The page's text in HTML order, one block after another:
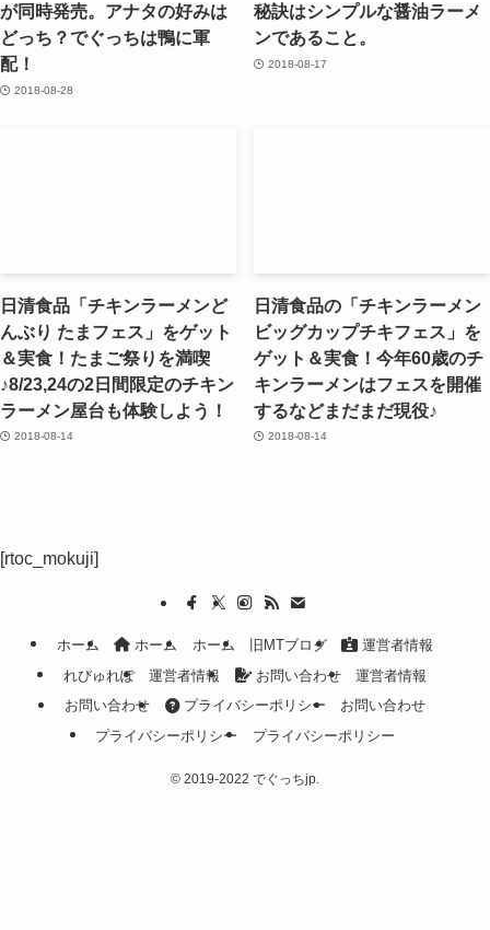
が同時発売。アナタの好みは
どっち？でぐっちは鴨に軍
配！
2018-08-28
秘訣はシンプルな醤油ラーメ
ンであること。
2018-08-17
日清食品「チキンラーメンど
んぶり たまフェス」をゲット
＆実食！たまご祭りを満喫
♪8/23,24の2日間限定のチキン
ラーメン屋台も体験しよう！
2018-08-14
日清食品の「チキンラーメン
ビッグカップチキフェス」を
ゲット＆実食！今年60歳のチ
キンラーメンはフェスを開催
するなどまだまだ現役♪
2018-08-14
[rtoc_mokuji]
ホーム ホーム ホーム 旧MTブログ
運営者情報
れびゅれぽ
運営者情報 お問い合わせ
運営者情報
お問い合わせ
プライバシーポリシー
お問い合わせ
プライバシーポリシー
プライバシーポリシー
© 2019-2022 でぐっちjp.